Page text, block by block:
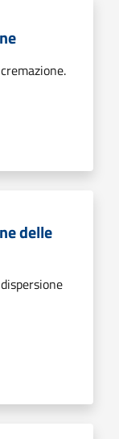
delle